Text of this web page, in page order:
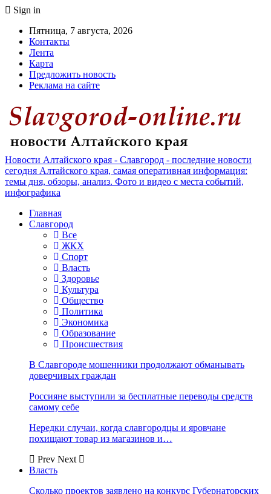
Sign in
Пятница, 7 августа, 2026
Контакты
Лента
Карта
Предложить новость
Реклама на сайте
Новости Алтайского края - Славгород - последние новости
сегодня Алтайского края, самая оперативная информация:
темы дня, обзоры, анализ. Фото и видео с места событий,
инфографика
Главная
Славгород
Все
ЖКХ
Спорт
Власть
Здоровье
Культура
Общество
Политика
Экономика
Образование
Происшествия
В Славгороде мошенники продолжают обманывать
доверчивых граждан
Россияне выступили за бесплатные переводы средств
самому себе
Нередки случаи, когда славгородцы и яровчане
похищают товар из магазинов и…
Prev Next
Власть
Сколько проектов заявлено на конкурс Губернаторских